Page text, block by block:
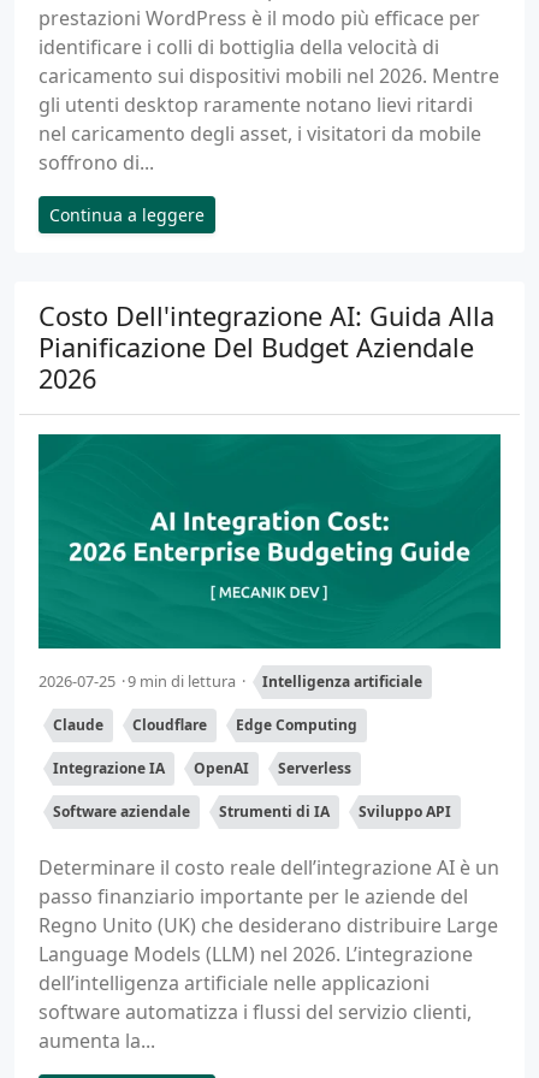
prestazioni WordPress è il modo più efficace per
identificare i colli di bottiglia della velocità di
caricamento sui dispositivi mobili nel 2026. Mentre
gli utenti desktop raramente notano lievi ritardi
nel caricamento degli asset, i visitatori da mobile
soffrono di...
Continua a leggere
Costo Dell'integrazione AI: Guida Alla
Pianificazione Del Budget Aziendale
2026
2026-07-25 9 min di lettura Intelligenza artificiale
Claude Cloudflare Edge Computing
Integrazione IA OpenAI Serverless
Software aziendale Strumenti di IA Sviluppo API
Determinare il costo reale dell’integrazione AI è un
passo finanziario importante per le aziende del
Regno Unito (UK) che desiderano distribuire Large
Language Models (LLM) nel 2026. L’integrazione
dell’intelligenza artificiale nelle applicazioni
software automatizza i flussi del servizio clienti,
aumenta la...